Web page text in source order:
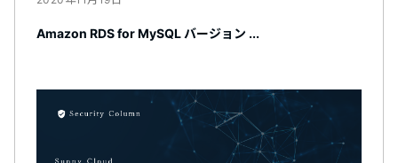
Amazon RDS for MySQL バージョン ...